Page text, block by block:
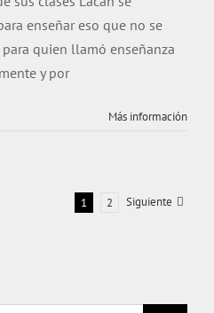
enseñar eso que no se
quien llamó enseñanza
y por
Más información
1 2 Siguiente